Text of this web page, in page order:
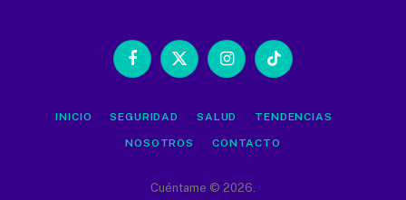
Facebook
X
InstagramTikTok
INICIO SEGURIDAD SALUD TENDENCIAS
NOSOTROS CONTACTO
Cuéntame © 2026.